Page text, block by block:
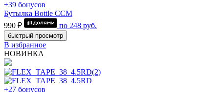
+39 бонусов
Бутылка Bottle CCM
990 ₽
по 248 руб.
быстрый просмотр
В избранное
НОВИНКА
+27 бонусов